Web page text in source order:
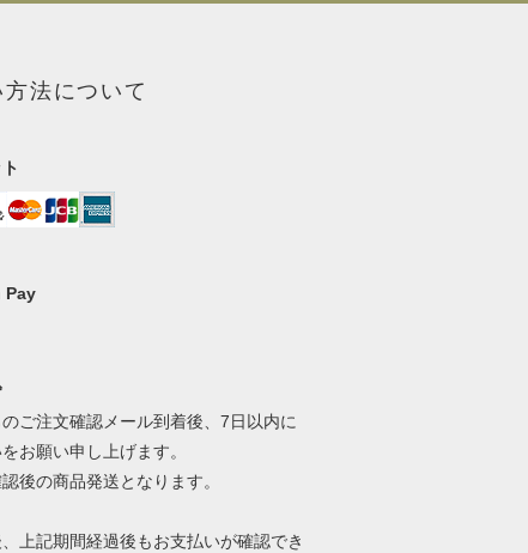
法について
Pay
ご注文確認メール到着後、7日以内に
お願い申し上げます。
後の商品発送となります。
上記期間経過後もお支払いが確認でき